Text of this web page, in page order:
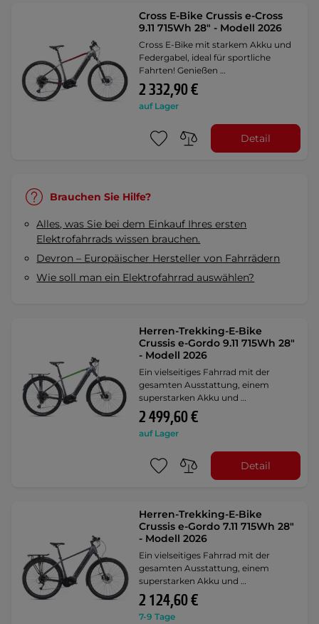
Cross E-Bike Crussis e-Cross
9.11 715Wh 28" - Modell 2026
Cross E-Bike mit starkem Akku und
Federgabel, ideal für sportliche
Fahrten! Genießen …
2 332,90 €
auf Lager
Detail
Brauchen Sie Hilfe?
Alles, was Sie bei dem Einkauf Ihres ersten
Elektrofahrrads wissen brauchen.
Devron – Europäischer Hersteller von Fahrrädern
Wie soll man ein Elektrofahrrad auswählen?
Herren-Trekking-E-Bike
Crussis e-Gordo 9.11 715Wh 28"
- Modell 2026
Ein vielseitiges Fahrrad mit der
gesamten Ausstattung, einem
superstarken Akku und …
2 499,60 €
auf Lager
Detail
Herren-Trekking-E-Bike
Crussis e-Gordo 7.11 715Wh 28"
- Modell 2026
Ein vielseitiges Fahrrad mit der
gesamten Ausstattung, einem
superstarken Akku und …
2 124,60 €
7-9 Tage